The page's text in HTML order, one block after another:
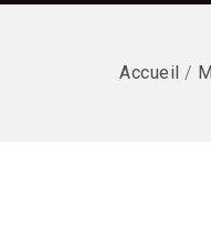
Accueil /